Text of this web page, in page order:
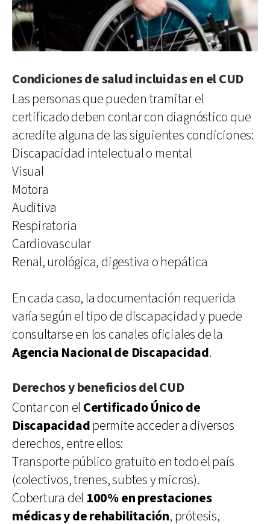
Condiciones de salud incluidas en el CUD
Las personas que pueden tramitar el
certificado deben contar con diagnóstico que
acredite alguna de las siguientes condiciones:
Discapacidad intelectual o mental
Visual
Motora
Auditiva
Respiratoria
Cardiovascular
Renal, urológica, digestiva o hepática
En cada caso, la documentación requerida
varía según el tipo de discapacidad y puede
consultarse en los canales oficiales de la
Agencia Nacional de Discapacidad.
Derechos y beneficios del CUD
Contar con el Certificado Único de
Discapacidadpermite acceder a diversos
derechos, entre ellos:
Transporte público gratuito en todo el país
(colectivos, trenes, subtes y micros).
Cobertura del 100% en prestaciones
médicas y de rehabilitación, prótesis,